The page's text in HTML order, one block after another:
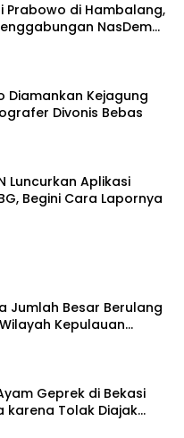
Prabowo di Hambalang,
NasDem
Diamankan Kejagung
Divonis Bebas
Luncurkan Aplikasi
Begini Cara Lapornya
Jumlah Besar Berulang
Kepulauan
Geprek di Bekasi
karena Tolak Diajak